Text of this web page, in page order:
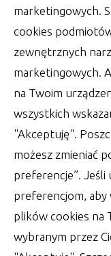
marketingowych.
cookies
zewnętrznych
marketingowych.
na Twoim
wszystkich
"Akceptuję".
możesz zmieniać
preferencje”. Jeśli
preferencjom, aby
plików cookies na
wybranym przez
Gdzie
przeboje
Miłośnicy kina